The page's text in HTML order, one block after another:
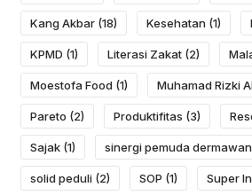
Kang Akbar (18) Kesehatan (1)
KPMD (1) Literasi Zakat (2)
Moestofa Food (1) Muhamad Rizki
Pareto (2) Produktifitas (3)
Sajak (1) sinergi pemuda dermawan
solid peduli (2) SOP (1) Super